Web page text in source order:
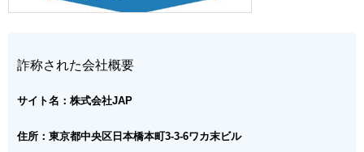
詐称された会社概要
サイト名：株式会社JAP
住所：東京都中央区日本橋本町3-3-6ワカ末ビル